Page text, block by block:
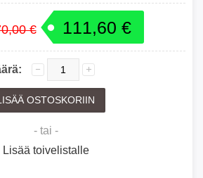
€ 111,60 €
- tai -
Lisää toivelistalle